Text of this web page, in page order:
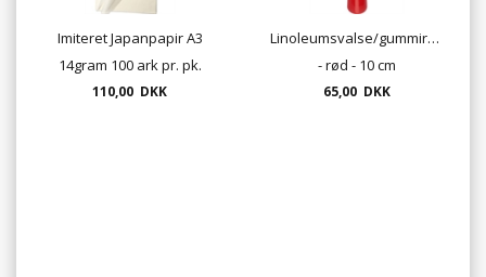
Imiteret Japanpapir A3
14gram 100 ark pr. pk.
110,00 DKK
Linoleumsvalse/gummirulle
- rød - 10 cm
65,00 DKK